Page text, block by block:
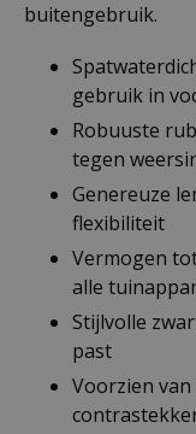
buitengebruik.
gebruik in
Robuuste
tegen
Genereuze
flexibiliteit
Vermogen
alle
Stijlvolle
past
Voorzien